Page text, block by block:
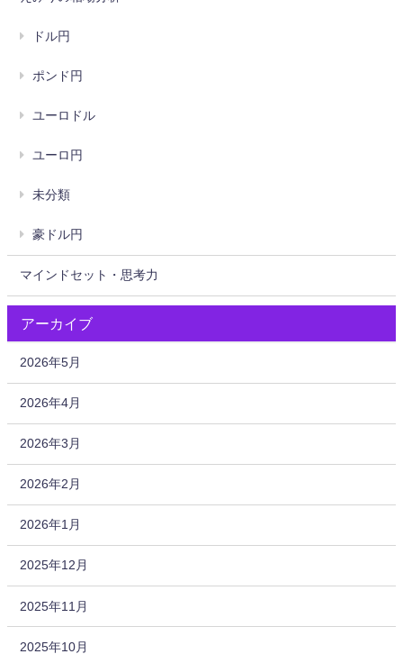
ドル円
ポンド円
ユーロドル
ユーロ円
未分類
豪ドル円
マインドセット・思考力
アーカイブ
2026年5月
2026年4月
2026年3月
2026年2月
2026年1月
2025年12月
2025年11月
2025年10月